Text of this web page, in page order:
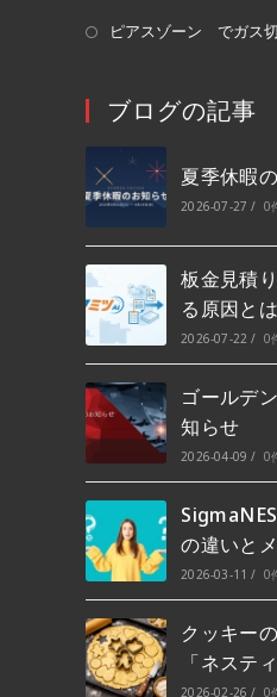
ピアスゾーン でガス
ブログの記事
夏季休暇
2026-07-27 / 0
板金見積
る原因と
2026-07-22 / 0
ゴールデ
知らせ
2026-04-09 / 0
の違いと
2026-03-11 / 0
クッキー
「ネステ
2026-02-26 / 0